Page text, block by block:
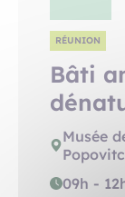
RÉUNION
Bâti
Musée
09h -